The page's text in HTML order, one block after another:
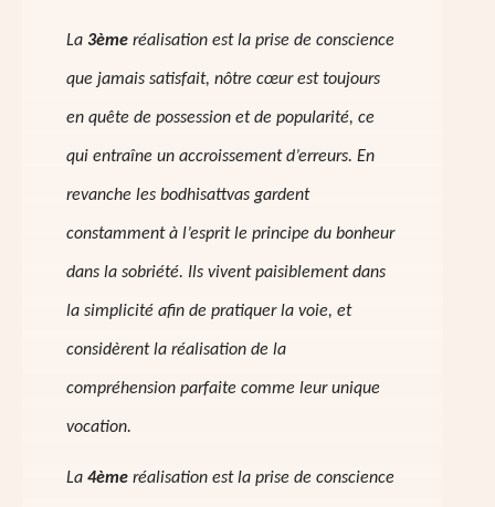
La 3ème réalisation est la prise de conscience
que jamais satisfait, nôtre cœur est toujours
en quête de possession et de popularité, ce
qui entraîne un accroissement d’erreurs. En
revanche les bodhisattvas gardent
constamment à l’esprit le principe du bonheur
dans la sobriété. Ils vivent paisiblement dans
la simplicité afin de pratiquer la voie, et
considèrent la réalisation de la
compréhension parfaite comme leur unique
vocation.
La 4ème réalisation est la prise de conscience